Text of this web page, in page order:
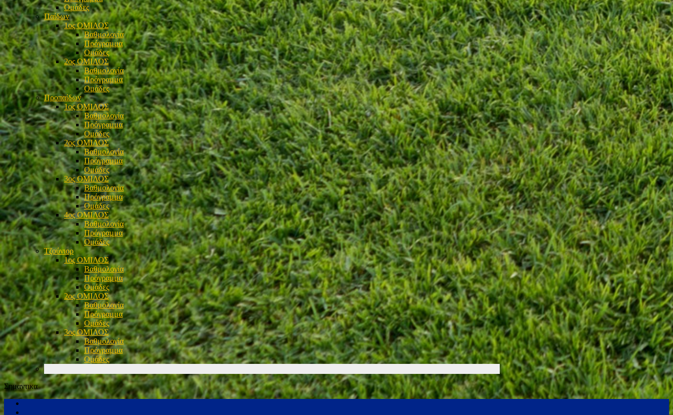
Ομάδες
Παίδων
1ος ΟΜΙΛΟΣ
Βαθμολογία
Πρόγραμμα
Ομάδες
2ος ΟΜΙΛΟΣ
Βαθμολογία
Πρόγραμμα
Ομάδες
Προπαίδων
1ος ΟΜΙΛΟΣ
Βαθμολογία
Πρόγραμμα
Ομάδες
2ος ΟΜΙΛΟΣ
Βαθμολογία
Πρόγραμμα
Ομάδες
3ος ΟΜΙΛΟΣ
Βαθμολογία
Πρόγραμμα
Ομάδες
4ος ΟΜΙΛΟΣ
Βαθμολογία
Πρόγραμμα
Ομάδες
Τζούνιορ
1ος ΟΜΙΛΟΣ
Βαθμολογία
Πρόγραμμα
Ομάδες
2ος ΟΜΙΛΟΣ
Βαθμολογία
Πρόγραμμα
Ομάδες
3ος ΟΜΙΛΟΣ
Βαθμολογία
Πρόγραμμα
Ομάδες
Σημαντικα